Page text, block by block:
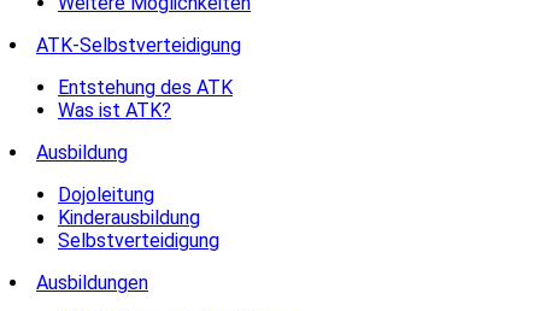
ATK-Selbstverteidigung
Entstehung des ATK
Was ist ATK?
Ausbildung
Dojoleitung
Kinderausbildung
Selbstverteidigung
Ausbildungen